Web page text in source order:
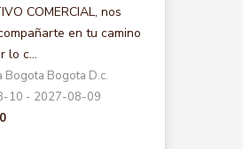
COMERCIAL, nos
en tu camino
lo c...
Bogota Bogota D.c.
10 - 2027-08-09